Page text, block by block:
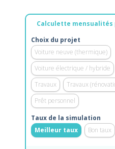
Calculette mensualités
Choix du projet
Voiture neuve (thermique)
Voiture électrique / hybride
Travaux
Travaux
Prêt personnel
Taux de la simulation
Meilleur taux
Bon taux